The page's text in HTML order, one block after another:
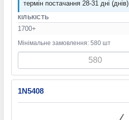
термін постачання 28-31 дні (днів)
КІЛЬКІСТЬ
1700+
Мінімальне замовлення: 580 шт
1N5408